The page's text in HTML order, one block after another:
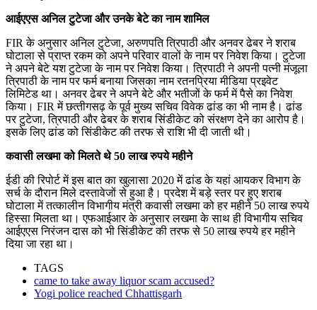
आईएएस अनिल टुटेजा और उनके बेटे का नाम शामिल
FIR के अनुसार अनिल टुटेजा, अरुणपति त्रिपाठी और अनवर ढेबर ने शराब
घोटाला से प्राप्‍त रकम को अपने परिवार वालों के नाम पर निवेश किया। टुटेजा
ने अपने बेटे यश टुटेजा के नाम पर निवेश किया। त्रिपाठी ने अपनी पत्‍नी मंजूला
त्रिपाठी के नाम पर फर्म बनाया जिसका नाम रतनप्रिया मीडिया प्रइवेट
लिमिटेड था। अनवर ढेबर ने अपने बेटे और भतीजों के फर्म में पैसे का निवेश
किया। FIR में छत्‍तीगसढ़ के पूर्व मुख्‍य सचिव विवेक ढांड का भी नाम है। ढांड
पर टुटेजा, त्रिपाठी और ढेबर के शराब सिंडीकेट को संरक्षण देने का आरोप है।
इसके लिए ढांड को सिंडीकेट की तरफ से राशि भी दी जाती थी।
कवासी लखमा को मिलते थे 50 लाख रुपये महीने
ईडी की रिपोर्ट में इस बात का खुलासा 2020 में ढांड के यहां आयकर विभाग के
सर्च के दौरान मिले दस्‍तावेजों से हुआ है। प्रदेश में बड़े स्‍तर पर हुए शराब
घोटाला में तत्‍कालीन विभागीय मंत्री कवासी लखमा को हर महीने 50 लाख रुपये
हिस्‍सा मिलता था। एफआईआर के अनुसार लखमा के साथ ही विभागीय सचिव
आईएएस निरंजन दास को भी सिंडीकेट की तरफ से 50 लाख रुपये हर महीने
दिया जा रहा था।
TAGS
came to take away liquor scam accused?
Yogi police reached Chhattisgarh